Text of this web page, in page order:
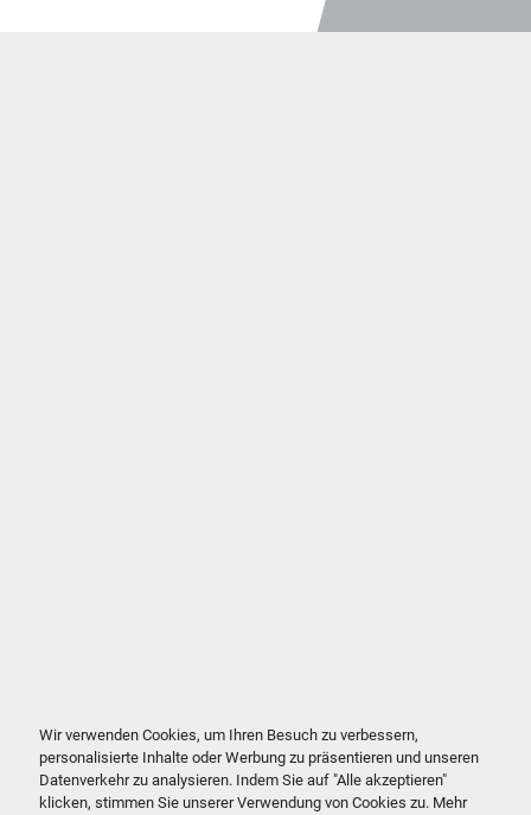
Wir verwenden Cookies, um Ihren Besuch zu verbessern,
personalisierte Inhalte oder Werbung zu präsentieren und unseren
Datenverkehr zu analysieren. Indem Sie auf "Alle akzeptieren"
klicken, stimmen Sie unserer Verwendung von Cookies zu. Mehr